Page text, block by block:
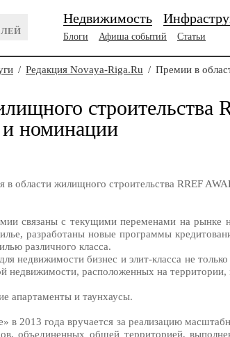
Недвижимость
Блоги Афиша событий Статьи
/ Редакция Novaya-Riga.Ru / Премии в
строительства
и номинации
области жилищного строительства RREF
связаны с текущими переменами на рынке
разработаны новые программы
различного класса.
недвижимости бизнес и элит-класса не
недвижимости, расположенных на
апартаменты и таунхаусы.
в 2013 года вручается за реализацию
объединенных общей территорией,